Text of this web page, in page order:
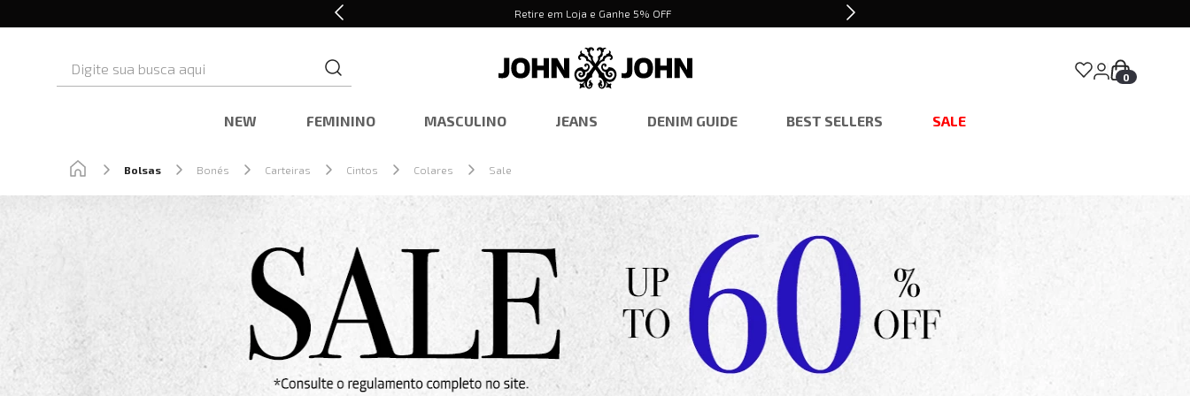
Retire em Loja e Ganhe 5% OFF
0
NEW FEMININO MASCULINO JEANS DENIM GUIDE BEST SELLERS SALE
Bolsas Bonés Carteiras Cintos Colares Sale